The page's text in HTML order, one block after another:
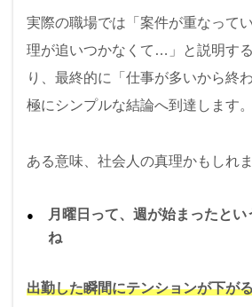
実際の職場では「案件が重なって
理が追いつかなくて…」と説明す
り、最終的に「仕事が多いから終
極にシンプルな結論へ到達します。
ある意味、社会人の真理かもしれま
月曜日って、週が始まったとい
ね
出勤した瞬間にテンションが下が